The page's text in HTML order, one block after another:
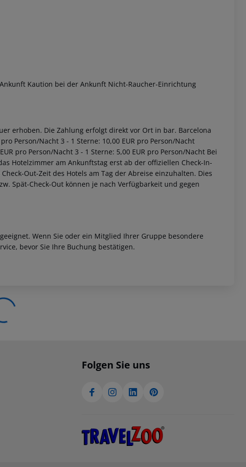
Kaution bei der Ankunft Nicht-Raucher-Einrichtung
erhoben. Die Zahlung erfolgt direkt vor Ort in bar. Barcelona
Person/Nacht 3 - 1 Sterne: 10,00 EUR pro Person/Nacht
pro Person/Nacht 3 - 1 Sterne: 5,00 EUR pro Person/Nacht Bei
Hotelzimmer am Ankunftstag erst ab der offiziellen Check-In-
Out-Zeit des Hotels am Tag der Abreise einzuhalten. Dies
Spät-Check-Out können je nach Verfügbarkeit und gegen
Wenn Sie oder ein Mitglied Ihrer Gruppe besondere
bevor Sie Ihre Buchung bestätigen.
Folgen Sie uns